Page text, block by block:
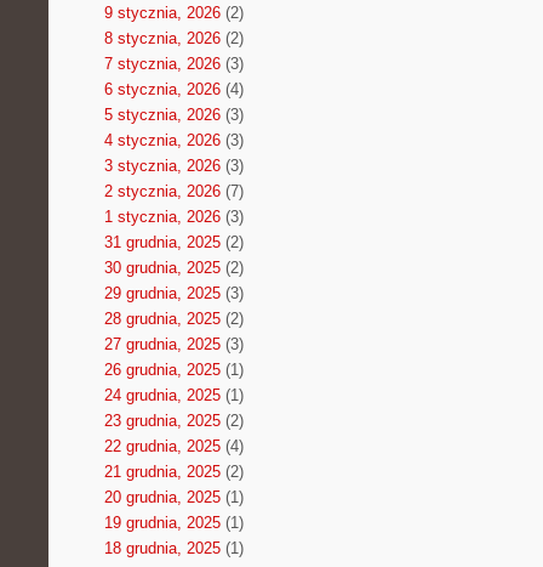
9 stycznia, 2026(2)
8 stycznia, 2026(2)
7 stycznia, 2026(3)
6 stycznia, 2026(4)
5 stycznia, 2026(3)
4 stycznia, 2026(3)
3 stycznia, 2026(3)
2 stycznia, 2026(7)
1 stycznia, 2026(3)
31 grudnia, 2025(2)
30 grudnia, 2025(2)
29 grudnia, 2025(3)
28 grudnia, 2025(2)
27 grudnia, 2025(3)
26 grudnia, 2025(1)
24 grudnia, 2025(1)
23 grudnia, 2025(2)
22 grudnia, 2025(4)
21 grudnia, 2025(2)
20 grudnia, 2025(1)
19 grudnia, 2025(1)
18 grudnia, 2025(1)